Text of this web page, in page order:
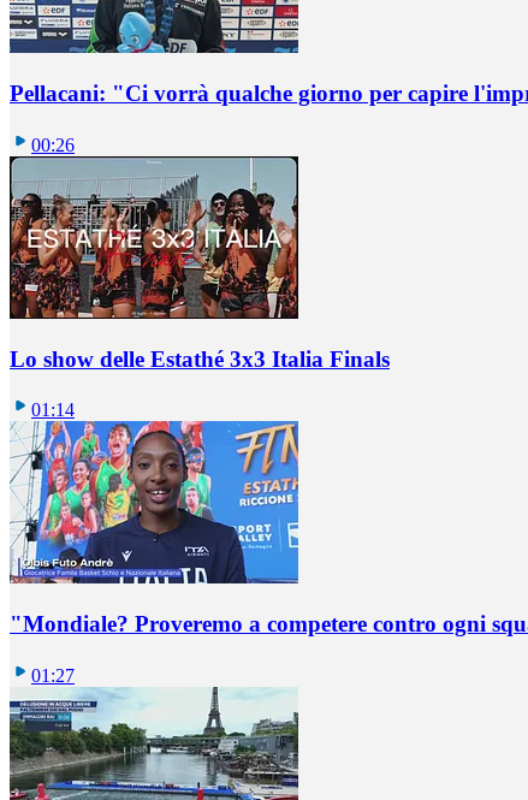
Pellacani: "Ci vorrà qualche giorno per capire
00:26
Lo show delle Estathé 3x3 Italia Finals
01:14
"Mondiale? Proveremo a competere contro ogni
01:27